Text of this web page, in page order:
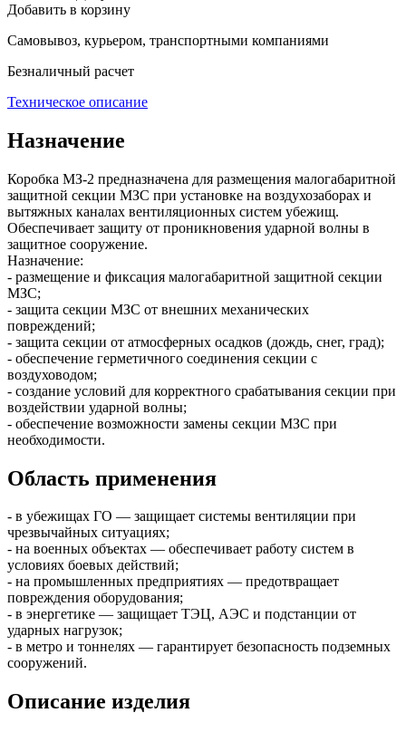
Добавить в корзину
Самовывоз, курьером, транспортными компаниями
Безналичный расчет
Техническое описание
Назначение
Коробка МЗ‑2 предназначена для размещения малогабаритной
защитной секции МЗС при установке на воздухозаборах и
вытяжных каналах вентиляционных систем убежищ.
Обеспечивает защиту от проникновения ударной волны в
защитное сооружение.
Назначение:
- размещение и фиксация малогабаритной защитной секции
МЗС;
- защита секции МЗС от внешних механических
повреждений;
- защита секции от атмосферных осадков (дождь, снег, град);
- обеспечение герметичного соединения секции с
воздуховодом;
- создание условий для корректного срабатывания секции при
воздействии ударной волны;
- обеспечение возможности замены секции МЗС при
необходимости.
Область применения
- в убежищах ГО — защищает системы вентиляции при
чрезвычайных ситуациях;
- на военных объектах — обеспечивает работу систем в
условиях боевых действий;
- на промышленных предприятиях — предотвращает
повреждения оборудования;
- в энергетике — защищает ТЭЦ, АЭС и подстанции от
ударных нагрузок;
- в метро и тоннелях — гарантирует безопасность подземных
сооружений.
Описание изделия